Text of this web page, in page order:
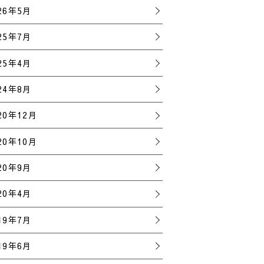
年5月
年7月
年4月
年8月
年12月
年10月
年9月
年4月
年7月
年6月